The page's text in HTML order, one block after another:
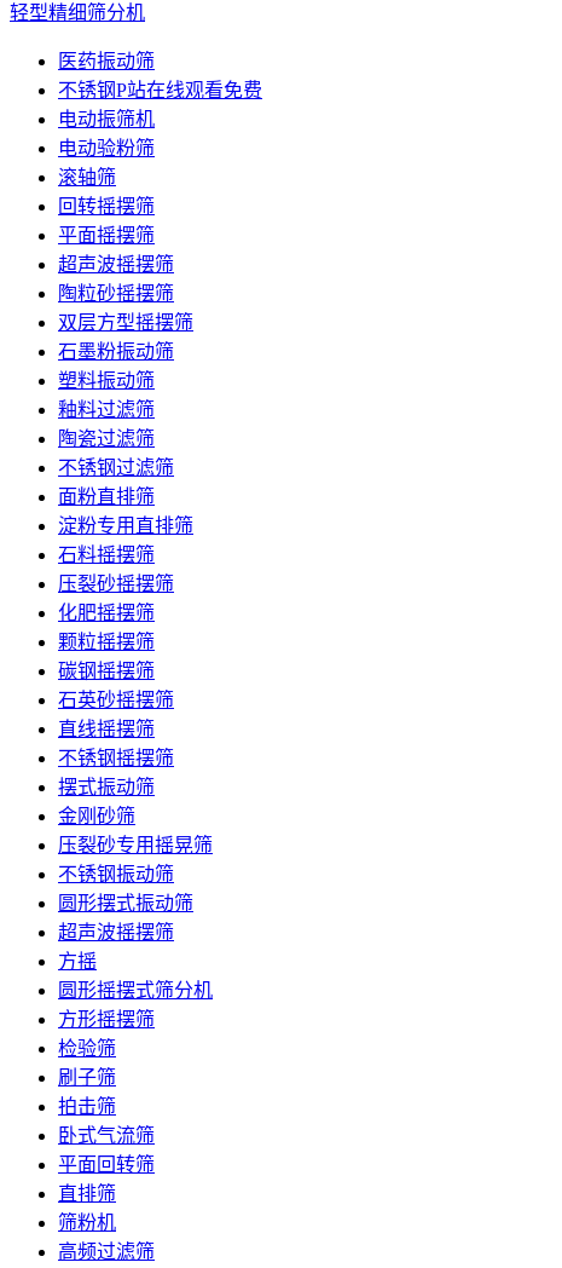
轻型精细筛分机
医药振动筛
不锈钢P站在线观看免费
电动振筛机
电动验粉筛
滚轴筛
回转摇摆筛
平面摇摆筛
超声波摇摆筛
陶粒砂摇摆筛
双层方型摇摆筛
石墨粉振动筛
塑料振动筛
釉料过滤筛
陶瓷过滤筛
不锈钢过滤筛
面粉直排筛
淀粉专用直排筛
石料摇摆筛
压裂砂摇摆筛
化肥摇摆筛
颗粒摇摆筛
碳钢摇摆筛
石英砂摇摆筛
直线摇摆筛
不锈钢摇摆筛
摆式振动筛
金刚砂筛
压裂砂专用摇晃筛
不锈钢振动筛
圆形摆式振动筛
超声波摇摆筛
方摇
圆形摇摆式筛分机
方形摇摆筛
检验筛
刷子筛
拍击筛
卧式气流筛
平面回转筛
直排筛
筛粉机
高频过滤筛